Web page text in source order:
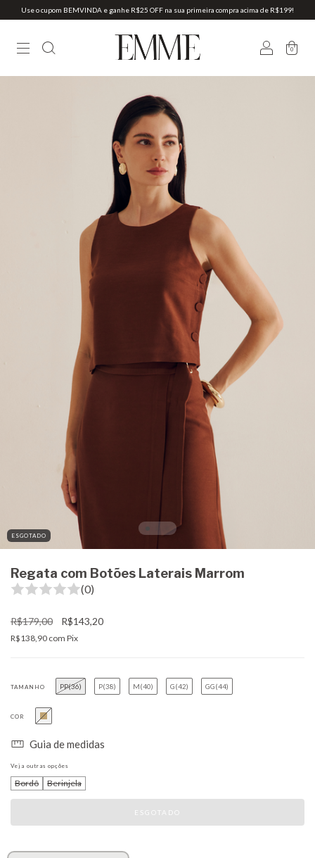
Use o cupom BEMVINDA e ganhe R$25 OFF na sua primeira compra acima de R$199!
0
ESGOTADO
Regata com Botões Laterais Marrom
(0)
R$179,00 R$143,20
R$138,90 com Pix
TAMANHO PP(36) P(38) M(40) G(42) GG(44)
COR
Guia de medidas
Veja outras opções
Bordô Berinjela